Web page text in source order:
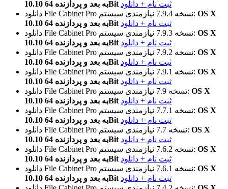
10.10 به بعد و پردازنده 64Bit ثبت نام + دانلود
دانلود File Cabinet Pro
نسخه 7.9.4نیازمندی سیستم: OS X
10.10 به بعد و پردازنده 64Bit ثبت نام + دانلود
دانلود File Cabinet Pro
نسخه 7.9.3نیازمندی سیستم: OS X
10.10 به بعد و پردازنده 64Bit ثبت نام + دانلود
دانلود File Cabinet Pro
نسخه 7.9.2نیازمندی سیستم: OS X
10.10 به بعد و پردازنده 64Bit ثبت نام + دانلود
دانلود File Cabinet Pro
نسخه 7.9.1نیازمندی سیستم: OS X
10.10 به بعد و پردازنده 64Bit ثبت نام + دانلود
دانلود File Cabinet Pro
نسخه 7.9نیازمندی سیستم: OS X
10.10 به بعد و پردازنده 64Bit ثبت نام + دانلود
دانلود File Cabinet Pro
نسخه 7.7.1نیازمندی سیستم: OS X
10.10 به بعد و پردازنده 64Bit ثبت نام + دانلود
دانلود File Cabinet Pro
نسخه 7.7نیازمندی سیستم: OS X
10.10 به بعد و پردازنده 64Bit ثبت نام + دانلود
دانلود File Cabinet Pro
نسخه 7.6.2نیازمندی سیستم: OS X
10.10 به بعد و پردازنده 64Bit ثبت نام + دانلود
دانلود File Cabinet Pro
نسخه 7.6.1نیازمندی سیستم: OS X
10.10 به بعد و پردازنده 64Bit ثبت نام + دانلود